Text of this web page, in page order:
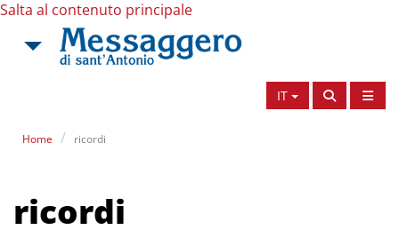
Salta al contenuto principale
IT
Home ricordi
ricordi